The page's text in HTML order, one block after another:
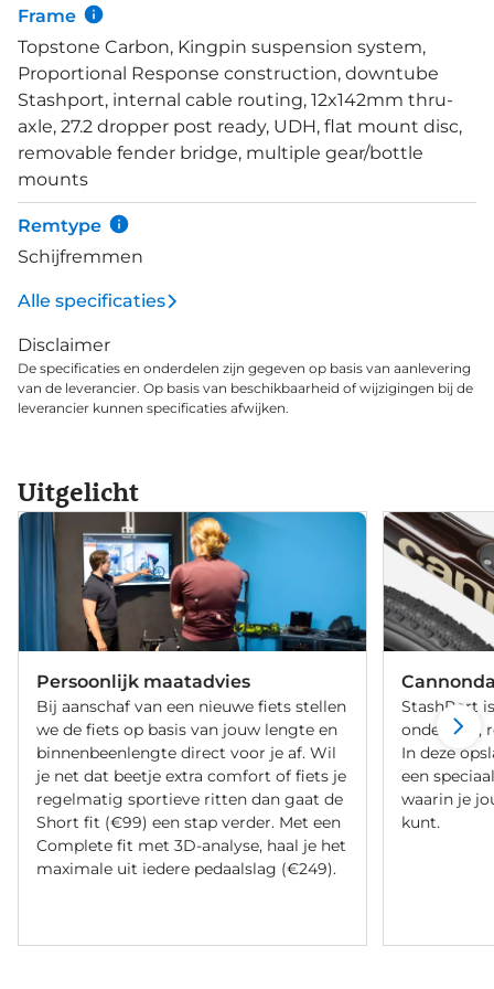
bidonhouders, tassen en/of spatborden te over.
Daarnaast is er in de onderbuis een StashPort
aangebracht achter de bidonhouder. Daarin is
ruimte voor belangrijke spullen, die je in de speciaal
ontworpen en meegeleverde StashBag kunt
opbergen. Deze Topstone Carbon 3 GRX 2x heeft
een mechanische Shimano GRX 820 / 610 groepset
met 2x12 versnellingen. De combi&nbsp;WTB ST i25
TCS velgen en WTB Resolute TCS Light 42mm
banden is tubeless ready en biedt allround
gravelplezier.
Frame
Topstone Carbon, Kingpin suspension system,
Proportional Response construction, downtube
Stashport, internal cable routing, 12x142mm thru-
axle, 27.2 dropper post ready, UDH, flat mount disc,
removable fender bridge, multiple gear/bottle
mounts
Remtype
Schijfremmen
Alle specificaties
Disclaimer
De specificaties en onderdelen zijn gegeven op basis van aanlevering
van de leverancier. Op basis van beschikbaarheid of wijzigingen bij de
leverancier kunnen specificaties afwijken.
Uitgelicht
Persoonlijk maatadvies
Bij aanschaf van een nieuwe fiets stellen
we de fiets op basis van jouw lengte en
binnenbeenlengte direct voor je af. Wil
je net dat beetje extra comfort of fiets je
regelmatig sportieve ritten dan gaat de
Short fit (€99) een stap verder. Met een
Complete fit met 3D-analyse, haal je het
maximale uit iedere pedaalslag (€249).
StashPort
onderbuis,
In deze
een
waarin je
kunt.